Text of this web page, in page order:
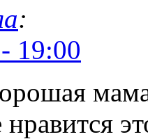
:
19:00